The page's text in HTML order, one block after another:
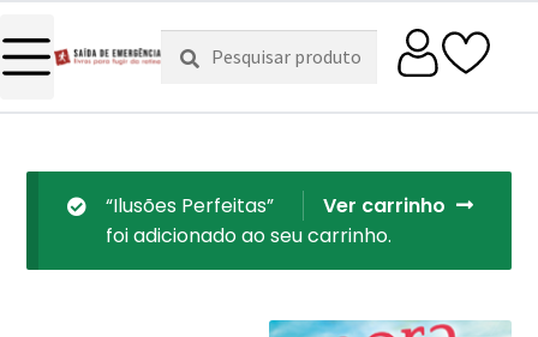
Pesquisar
por:
Pesquisa
Ver carrinho
“Ilusões Perfeitas”
foi adicionado ao seu carrinho.